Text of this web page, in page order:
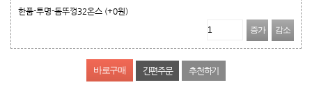
한품-투명-돔뚜껑32온스 (+0원)
증가
감소
간편주문 추천하기